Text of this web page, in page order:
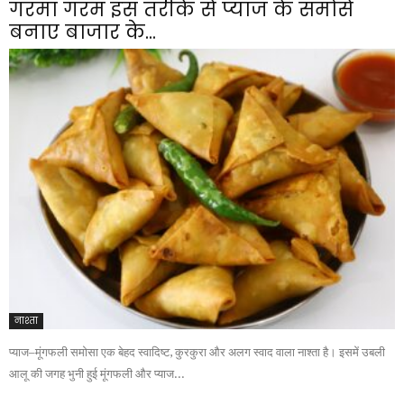
गरमा गरम इस तरीके से प्याज के समोसे
बनाए बाजार के...
नाश्ता
प्याज–मूंगफली समोसा एक बेहद स्वादिष्ट, कुरकुरा और अलग स्वाद वाला नाश्ता है। इसमें उबली
आलू की जगह भुनी हुई मूंगफली और प्याज...